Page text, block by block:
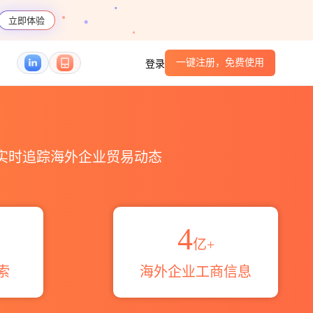
立即体验
登录 一键注册，免费使用
时追踪海外企业贸易动态
4亿+
海外企业工商信息